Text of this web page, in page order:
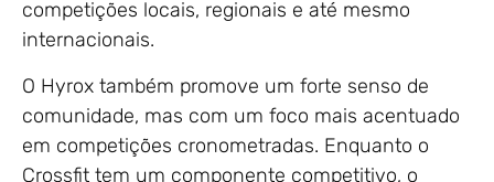
competições locais, regionais e até mesmo
internacionais.
O Hyrox também promove um forte senso de
comunidade, mas com um foco mais acentuado
em competições cronometradas. Enquanto o
Crossfit tem um componente competitivo, o